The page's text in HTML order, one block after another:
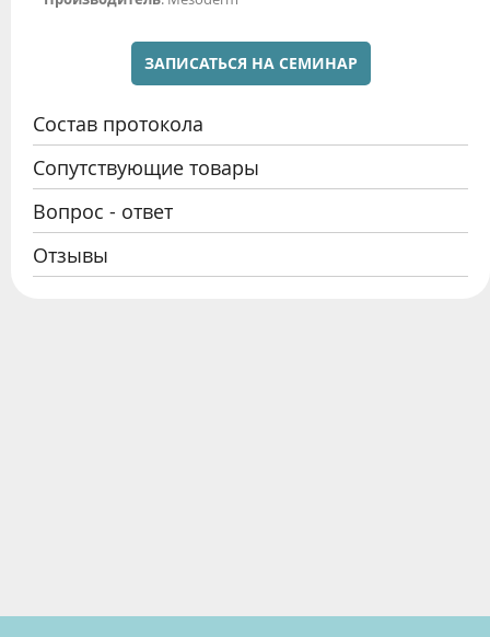
ЗАПИСАТЬСЯ НА СЕМИНАР
Состав протокола
Сопутствующие товары
Вопрос - ответ
Отзывы